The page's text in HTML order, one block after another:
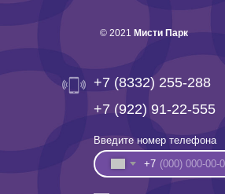
Введите номер телефона
+7
+7 (8332) 255-288
+7 (922) 91-22-555
© 2021 Мисти Парк